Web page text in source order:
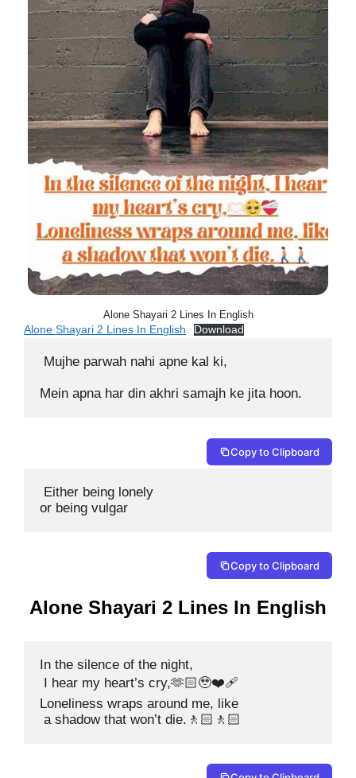
Alone Shayari 2 Lines In English
Alone Shayari 2 Lines In English
Download
Mujhe parwah nahi apne kal ki,
Mein apna har din akhri samajh ke jita hoon.
Copy to Clipboard
Either being lonely
or being vulgar
Copy to Clipboard
Alone Shayari 2 Lines In English
In the silence of the night,
I hear my heart’s cry,🫶🏻🥹❤️‍🩹
Loneliness wraps around me, like
a shadow that won’t die.🚶🏻🚶🏻